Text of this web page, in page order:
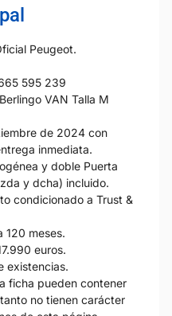
Peugeot.
595 239
VAN Talla M
de 2024 con
inmediata.
y doble Puerta
y dcha) incluido.
condicionado a Trust &
120 meses.
euros.
existencias.
ficha pueden contener
no tienen carácter